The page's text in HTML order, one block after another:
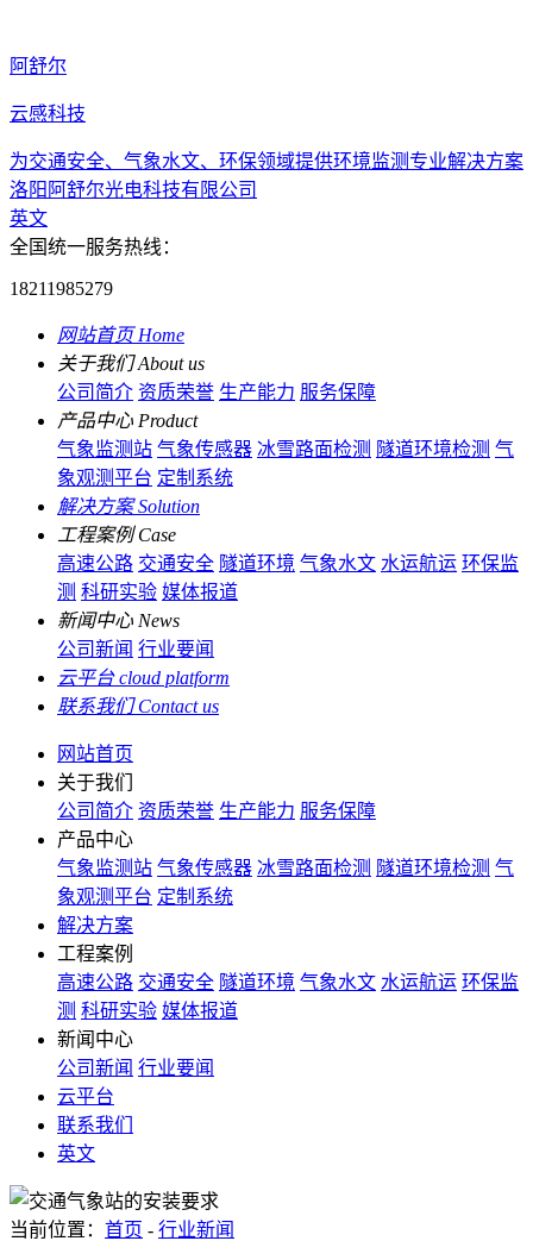
阿舒尔
云感科技
为交通安全、气象水文、环保领域提供环境监测专业解决方案
洛阳阿舒尔光电科技有限公司
英文
全国统一服务热线：
18211985279
网站首页 Home
关于我们 About us
公司简介 资质荣誉 生产能力 服务保障
产品中心 Product
气象监测站 气象传感器 冰雪路面检测 隧道环境检测 气
象观测平台 定制系统
解决方案 Solution
工程案例 Case
高速公路 交通安全 隧道环境 气象水文 水运航运 环保监
测 科研实验 媒体报道
新闻中心 News
公司新闻 行业要闻
云平台 cloud platform
联系我们 Contact us
网站首页
关于我们
公司简介 资质荣誉 生产能力 服务保障
产品中心
气象监测站 气象传感器 冰雪路面检测 隧道环境检测 气
象观测平台 定制系统
解决方案
工程案例
高速公路 交通安全 隧道环境 气象水文 水运航运 环保监
测 科研实验 媒体报道
新闻中心
公司新闻 行业要闻
云平台
联系我们
英文
当前位置： 首页 - 行业新闻